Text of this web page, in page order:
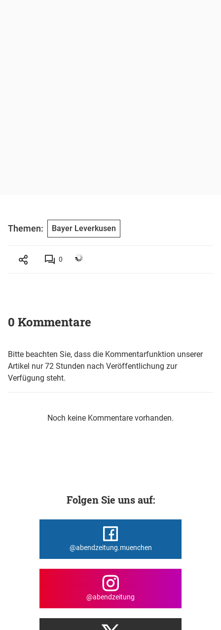
Themen: Bayer Leverkusen
0
0 Kommentare
Bitte beachten Sie, dass die Kommentarfunktion unserer
Artikel nur 72 Stunden nach Veröffentlichung zur
Verfügung steht.
Noch keine Kommentare vorhanden.
Folgen Sie uns auf:
@abendzeitung.muenchen
@abendzeitung